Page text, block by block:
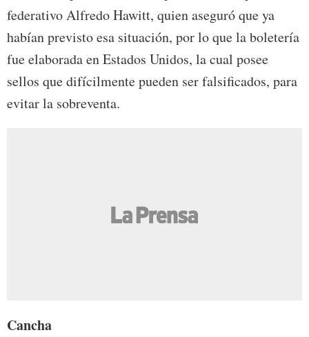
federativo Alfredo Hawitt, quien aseguró que ya
habían previsto esa situación, por lo que la boletería
fue elaborada en Estados Unidos, la cual posee
sellos que difícilmente pueden ser falsificados, para
evitar la sobreventa.
Cancha